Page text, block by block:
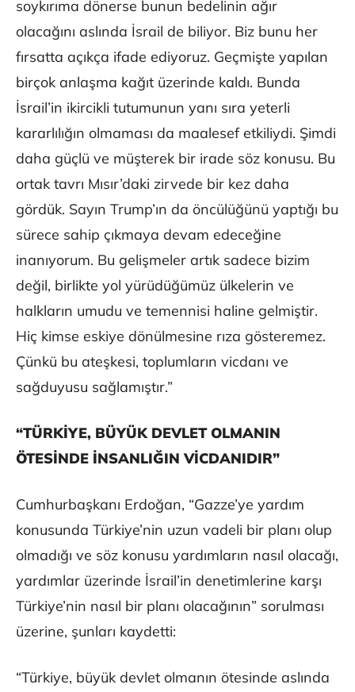
soykırıma dönerse bunun bedelinin ağır
olacağını aslında İsrail de biliyor. Biz bunu her
fırsatta açıkça ifade ediyoruz. Geçmişte yapılan
birçok anlaşma kağıt üzerinde kaldı. Bunda
İsrail’in ikircikli tutumunun yanı sıra yeterli
kararlılığın olmaması da maalesef etkiliydi. Şimdi
daha güçlü ve müşterek bir irade söz konusu. Bu
ortak tavrı Mısır’daki zirvede bir kez daha
gördük. Sayın Trump’ın da öncülüğünü yaptığı bu
sürece sahip çıkmaya devam edeceğine
inanıyorum. Bu gelişmeler artık sadece bizim
değil, birlikte yol yürüdüğümüz ülkelerin ve
halkların umudu ve temennisi haline gelmiştir.
Hiç kimse eskiye dönülmesine rıza gösteremez.
Çünkü bu ateşkesi, toplumların vicdanı ve
sağduyusu sağlamıştır.”
“TÜRKİYE, BÜYÜK DEVLET OLMANIN
ÖTESİNDE İNSANLIĞIN VİCDANIDIR”
Cumhurbaşkanı Erdoğan, “Gazze’ye yardım
konusunda Türkiye’nin uzun vadeli bir planı olup
olmadığı ve söz konusu yardımların nasıl olacağı,
yardımlar üzerinde İsrail’in denetimlerine karşı
Türkiye’nin nasıl bir planı olacağının” sorulması
üzerine, şunları kaydetti:
“Türkiye, büyük devlet olmanın ötesinde aslında